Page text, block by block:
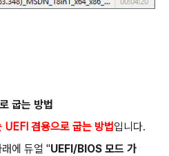
굽는 방법
겸용으로 굽는 방법 입니다.
에 듀얼 "UEFI/BIOS 모드 가